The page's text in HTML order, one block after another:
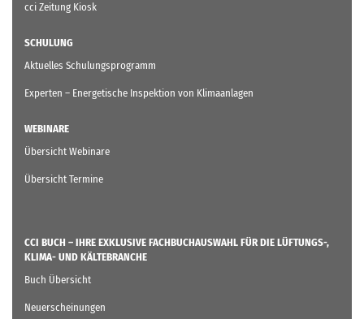
cci Zeitung Kiosk
SCHULUNG
Aktuelles Schulungsprogramm
Experten – Energetische Inspektion von Klimaanlagen
WEBINARE
Übersicht Webinare
Übersicht Termine
CCI BUCH – IHRE EXKLUSIVE FACHBUCHAUSWAHL FÜR DIE LÜFTUNGS-,
KLIMA- UND KÄLTEBRANCHE
Buch Übersicht
Neuerscheinungen